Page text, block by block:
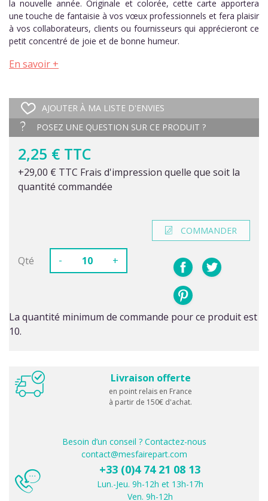
la nouvelle année. Originale et colorée, cette carte apportera
une touche de fantaisie à vos vœux professionnels et fera plaisir
à vos collaborateurs, clients ou fournisseurs qui apprécieront ce
petit concentré de joie et de bonne humeur.
En savoir +
AJOUTER À MA LISTE D'ENVIES
POSEZ UNE QUESTION SUR CE PRODUIT ?
2,25 € TTC
+29,00 € TTC Frais d'impression quelle que soit la
quantité commandée
Qté - +
COMMANDER
La quantité minimum de commande pour ce produit est
10.
Livraison offerte
en point relais en France
à partir de 150€ d'achat.
Besoin d’un conseil ? Contactez-nous
contact@mesfairepart.com
+33 (0)4 74 21 08 13
Lun.-Jeu. 9h-12h et 13h-17h
Ven. 9h-12h